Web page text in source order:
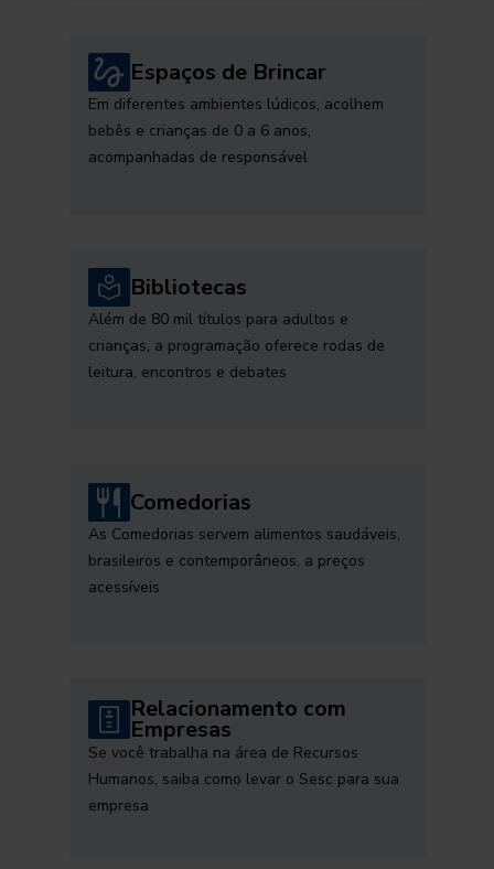
Espaços de Brincar
Em diferentes ambientes lúdicos, acolhem
bebês e crianças de 0 a 6 anos,
acompanhadas de responsável
Bibliotecas
Além de 80 mil títulos para adultos e
crianças, a programação oferece rodas de
leitura, encontros e debates
Comedorias
As Comedorias servem alimentos saudáveis,
brasileiros e contemporâneos, a preços
acessíveis
Relacionamento com
Empresas
Se você trabalha na área de Recursos
Humanos, saiba como levar o Sesc para sua
empresa